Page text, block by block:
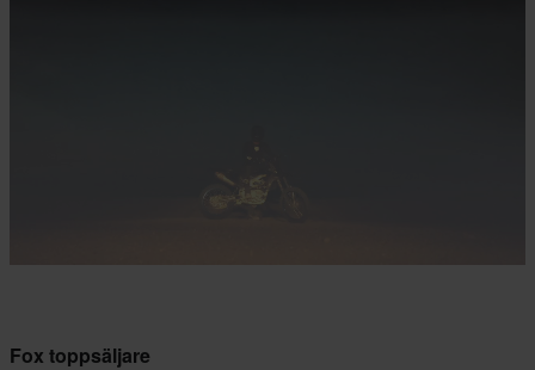
Fox toppsäljare